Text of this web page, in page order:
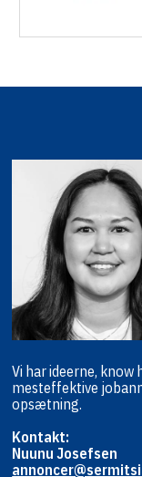
Vi har ideerne, know
mesteffektive
opsætning.
Kontakt:
Nuunu Josefsen